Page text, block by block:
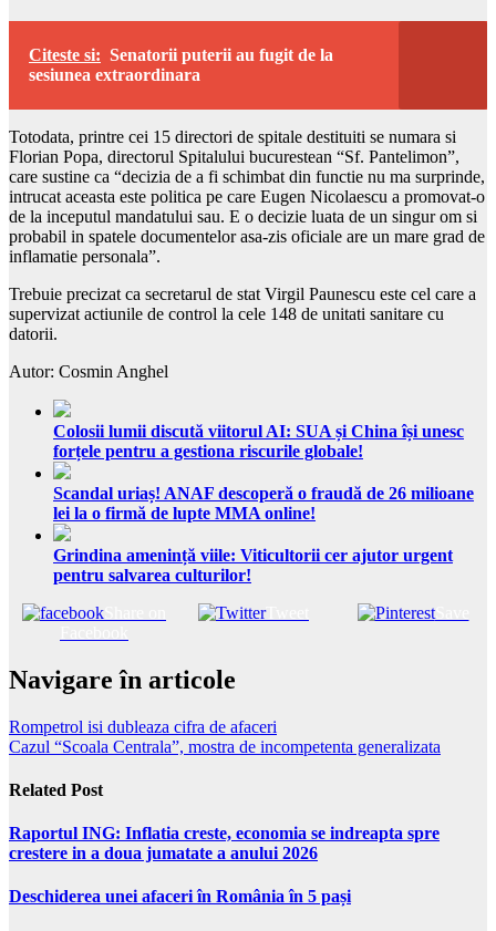
Citeste si: Senatorii puterii au fugit de la
sesiunea extraordinara
Totodata, printre cei 15 directori de spitale destituiti se numara si
Florian Popa, directorul Spitalului bucurestean “Sf. Pantelimon”,
care sustine ca “decizia de a fi schimbat din functie nu ma surprinde,
intrucat aceasta este politica pe care Eugen Nicolaescu a promovat-o
de la inceputul mandatului sau. E o decizie luata de un singur om si
probabil in spatele documentelor asa-zis oficiale are un mare grad de
inflamatie personala”.
Trebuie precizat ca secretarul de stat Virgil Paunescu este cel care a
supervizat actiunile de control la cele 148 de unitati sanitare cu
datorii.
Autor: Cosmin Anghel
Colosii lumii discută viitorul AI: SUA și China își unesc
forțele pentru a gestiona riscurile globale!
Scandal uriaș! ANAF descoperă o fraudă de 26 milioane
lei la o firmă de lupte MMA online!
Grindina amenință viile: Viticultorii cer ajutor urgent
pentru salvarea culturilor!
Tweet Save
Navigare în articole
Rompetrol isi dubleaza cifra de afaceri
Cazul “Scoala Centrala”, mostra de incompetenta generalizata
Related Post
Raportul ING: Inflatia creste, economia se indreapta spre
crestere in a doua jumatate a anului 2026
Deschiderea unei afaceri în România în 5 pași